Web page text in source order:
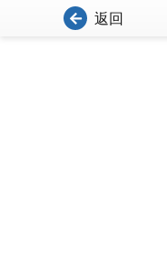
返回